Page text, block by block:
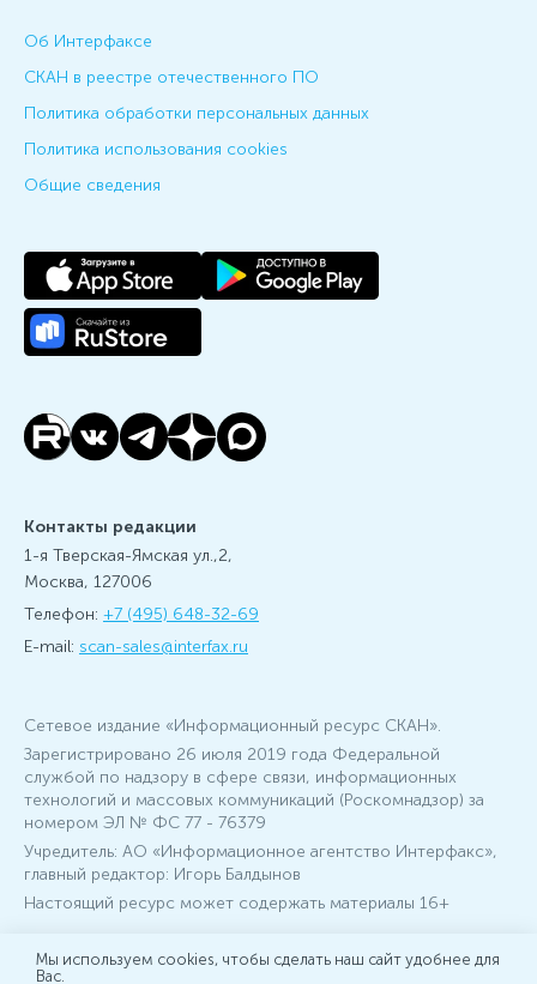
Об Интерфаксе
СКАН в реестре отечественного ПО
Политика обработки персональных данных
Политика использования cookies
Общие сведения
Сетевое издание «Информационный ресурс СКАН».
Зарегистрировано 26 июля 2019 года Федеральной
службой по надзору в сфере связи, информационных
технологий и массовых коммуникаций (Роскомнадзор) за
номером ЭЛ № ФС 77 - 76379
Учредитель: АО «Информационное агентство Интерфакс»,
главный редактор: Игорь Балдынов
Настоящий ресурс может содержать материалы 16+
© 2007-2026 Интерфакс
Контакты редакции
1-я Тверская-Ямская ул.,2,
Москва, 127006
Телефон: +7 (495) 648-32-69
E-mail: scan-sales@interfax.ru
Мы используем cookies, чтобы сделать наш сайт удобнее для
Вас.